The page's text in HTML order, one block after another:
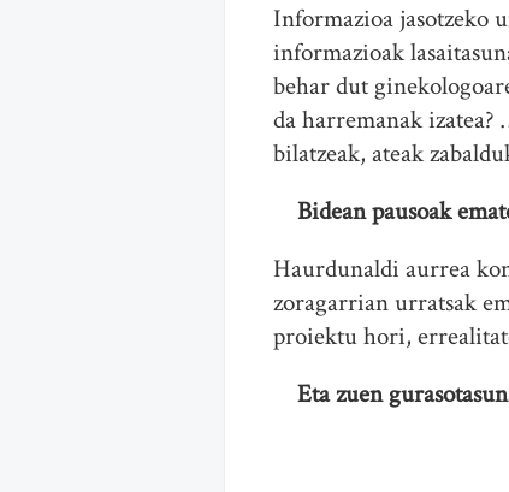
Informazioa jasotzeko
informazioak
behar dut
da harremanak
bilatzeak, ateak
Bidean pausoak
Haurdunaldi aurrea
zoragarrian urratsak
proiektu hori,
Eta zuen